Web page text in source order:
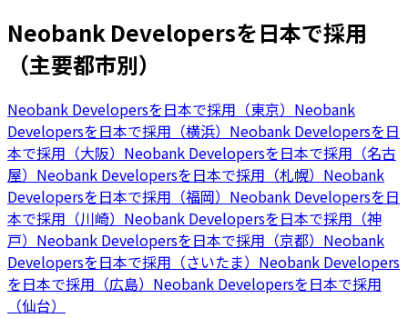
Neobank Developersを日本で採用
（主要都市別）
Neobank Developersを日本で採用（東京） Neobank
Developersを日本で採用（横浜） Neobank Developersを日
本で採用（大阪） Neobank Developersを日本で採用（名古
屋） Neobank Developersを日本で採用（札幌） Neobank
Developersを日本で採用（福岡） Neobank Developersを日
本で採用（川崎） Neobank Developersを日本で採用（神
戸） Neobank Developersを日本で採用（京都） Neobank
Developersを日本で採用（さいたま） Neobank Developers
を日本で採用（広島） Neobank Developersを日本で採用
（仙台）